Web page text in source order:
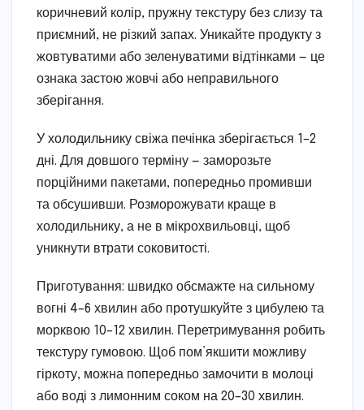
коричневий колір, пружну текстуру без слизу та
приємний, не різкий запах. Уникайте продукту з
жовтуватими або зеленуватими відтінками — це
ознака застою жовчі або неправильного
зберігання.
У холодильнику свіжа печінка зберігається 1–2
дні. Для довшого терміну — заморозьте
порційними пакетами, попередньо промивши
та обсушивши. Розморожувати краще в
холодильнику, а не в мікрохвильовці, щоб
уникнути втрати соковитості.
Приготування: швидко обсмажте на сильному
вогні 4–6 хвилин або протушкуйте з цибулею та
морквою 10–12 хвилин. Перетримування робить
текстуру гумовою. Щоб пом’якшити можливу
гіркоту, можна попередньо замочити в молоці
або воді з лимонним соком на 20–30 хвилин.